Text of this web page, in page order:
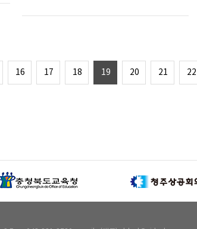
16 17 18 19 20 21 22